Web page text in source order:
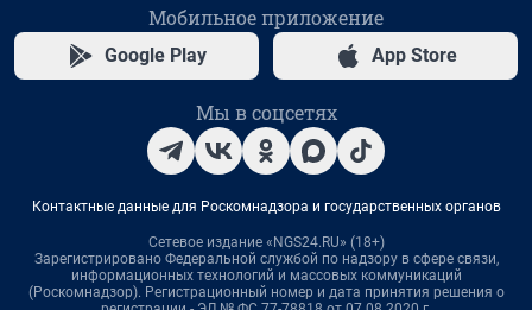
Мобильное приложение
Google Play App Store
Мы в соцсетях
Контактные данные для Роскомнадзора и государственных органов
Сетевое издание «NGS24.RU» (18+)
Зарегистрировано Федеральной службой по надзору в сфере связи,
информационных технологий и массовых коммуникаций
(Роскомнадзор). Регистрационный номер и дата принятия решения о